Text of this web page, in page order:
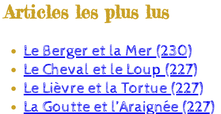
Articles les plus lus
Le Berger et la Mer (230)
Le Cheval et le Loup (227)
Le Lièvre et la Tortue (227)
La Goutte et l’Araignée (227)